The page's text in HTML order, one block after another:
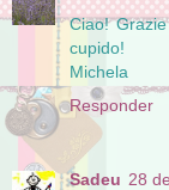
Ciao!
cupido!
Michela
Responder
Sadeu 28